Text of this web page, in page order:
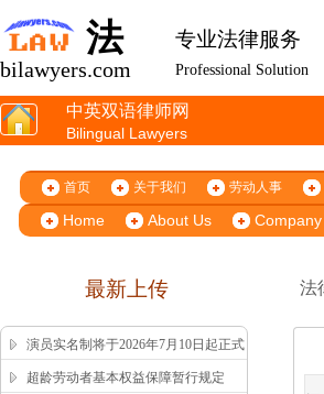
法 专业法律服务
Professional Solution
bilawyers.com
中英双语律师网
Bilingual Lawyers
首页 关于我们 劳动人事
Home About Us Company
最新上传 法
演员实名制将于2026年7月10日起正式
施行
超龄劳动者基本权益保障暂行规定